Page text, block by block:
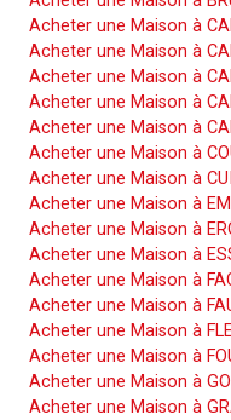
Acheter une Maison à
Acheter une Maison à
Acheter une Maison à
Acheter une Maison à
Acheter une Maison à
Acheter une Maison à
Acheter une Maison à
Acheter une Maison à
Acheter une Maison à
Acheter une Maison à
Acheter une Maison à
Acheter une Maison à
Acheter une Maison à
Acheter une Maison à
Acheter une Maison à
Acheter une Maison à